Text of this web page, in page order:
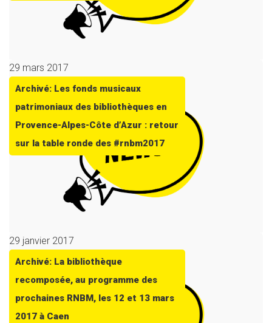
29 mars 2017
Archivé: Les fonds musicaux
patrimoniaux des bibliothèques en
Provence-Alpes-Côte d’Azur : retour
sur la table ronde des #rnbm2017
29 janvier 2017
Archivé: La bibliothèque
recomposée, au programme des
prochaines RNBM, les 12 et 13 mars
2017 à Caen